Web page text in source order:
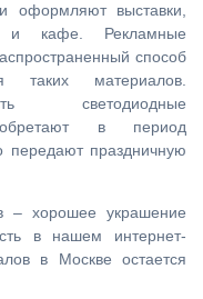
оформляют выставки,
и кафе. Рекламные
способ
таких материалов.
светодиодные
в период
передают праздничную
– хорошее украшение
в нашем интернет-
в Москве остается